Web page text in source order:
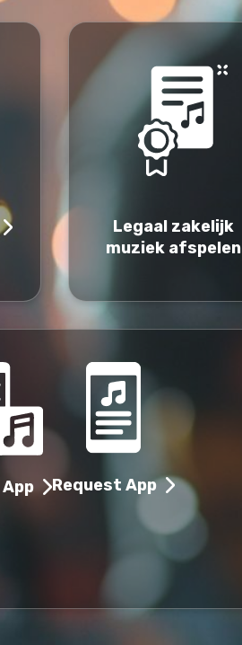
Legaal zakelijk
muziek afspelen
Request App